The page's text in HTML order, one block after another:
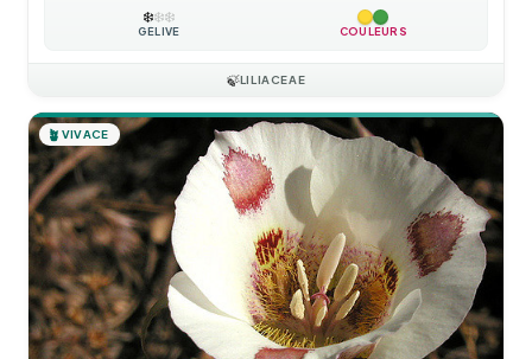
❄️❄️❄️
GÉLIVE COULEURS
🍃LILIACEAE
🪴 VIVACE